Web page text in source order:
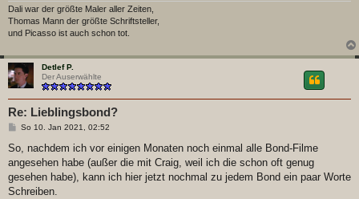
Dali war der größte Maler aller Zeiten,
Thomas Mann der größte Schriftsteller,
und Picasso ist auch schon tot.
Detlef P.
Der Auserwählte
Re: Lieblingsbond?
B
i
r
a
So 10. Jan 2021, 02:52
So, nachdem ich vor einigen Monaten noch einmal alle Bond-Filme
angesehen habe (außer die mit Craig, weil ich die schon oft genug
gesehen habe), kann ich hier jetzt nochmal zu jedem Bond ein paar Worte
Schreiben.